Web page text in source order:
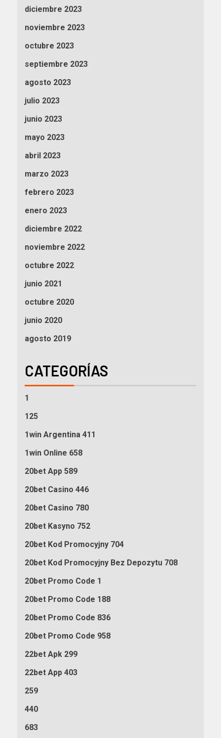
diciembre 2023
noviembre 2023
octubre 2023
septiembre 2023
agosto 2023
julio 2023
junio 2023
mayo 2023
abril 2023
marzo 2023
febrero 2023
enero 2023
diciembre 2022
noviembre 2022
octubre 2022
junio 2021
octubre 2020
junio 2020
agosto 2019
CATEGORÍAS
1
125
1win Argentina 411
1win Online 658
20bet App 589
20bet Casino 446
20bet Casino 780
20bet Kasyno 752
20bet Kod Promocyjny 704
20bet Kod Promocyjny Bez Depozytu 708
20bet Promo Code 1
20bet Promo Code 188
20bet Promo Code 836
20bet Promo Code 958
22bet Apk 299
22bet App 403
259
440
683